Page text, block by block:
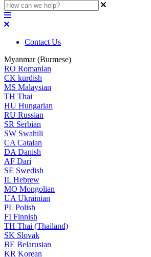
Contact Us
Myanmar (Burmese)
RO Romanian
CK kurdish
MS Malaysian
TH Thai
HU Hungarian
RU Russian
SR Serbian
SW Swahili
CA Catalan
DA Danish
AF Dari
SE Swedish
IL Hebrew
MO Mongolian
UA Ukrainian
PL Polish
FI Finnish
TH Thai (Thailand)
SK Slovak
BE Belarusian
KR Korean